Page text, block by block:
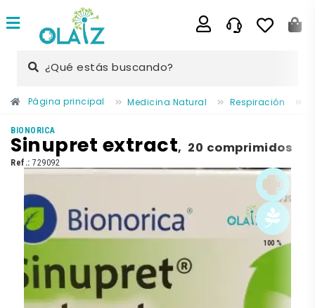
¿Qué estás buscando?
Página principal Medicina Natural Respiración
BIONORICA
Sinupret extract, 20 comprimidos
Ref.: 729092
100 %